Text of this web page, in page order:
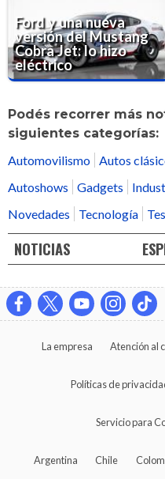
Ford y una nueva
versión del Mustang
Cobra Jet: lo hizo
eléctrico
Podés recorrer más
siguientes categorías:
Automovilismo
Autos
Autoshows
Gadgets
Novedades
Tecnología
NOTICIAS
La empresa Atención al
Políticas de
Servicio para
Argentina Chile